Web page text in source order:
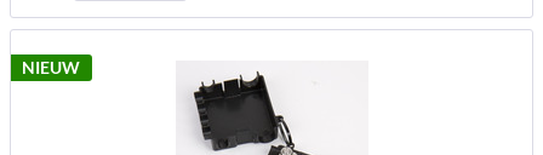
NIEUW